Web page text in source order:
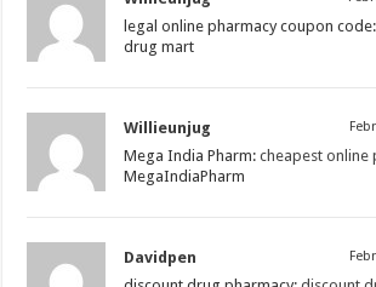
legal online pharmacy coupon
drug mart
Willieunjug
Mega India Pharm:cheapest online
MegaIndiaPharm
Davidpen